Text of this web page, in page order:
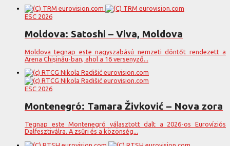
ESC 2026
Moldova: Satoshi – Viva, Moldova
Moldova tegnap este nagyszabású nemzeti döntőt rendezett a
Arena Chișinău-ban, ahol a 16 versenyző...
ESC 2026
Montenegró: Tamara Živković – Nova zora
Tegnap este Montenegró választott dalt a 2026-os Eurovíziós
Dalfesztiválra. A zsűri és a közönség...